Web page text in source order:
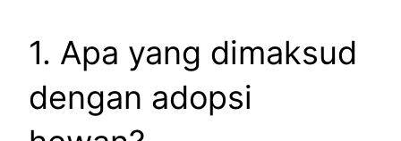
1. Apa yang dimaksud
dengan adopsi